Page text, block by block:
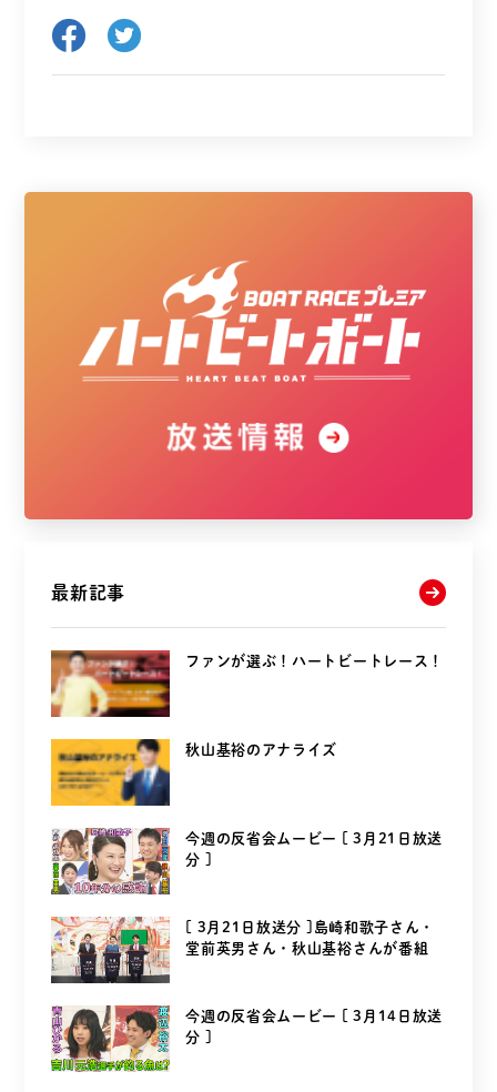
最新記事
ファンが選ぶ！ハートビートレース！
秋山基裕のアナライズ
今週の反省会ムービー [ 3月21日放送
分 ]
[ 3月21日放送分 ]島崎和歌子さん・
堂前英男さん・秋山基裕さんが番組
今週の反省会ムービー [ 3月14日放送
分 ]